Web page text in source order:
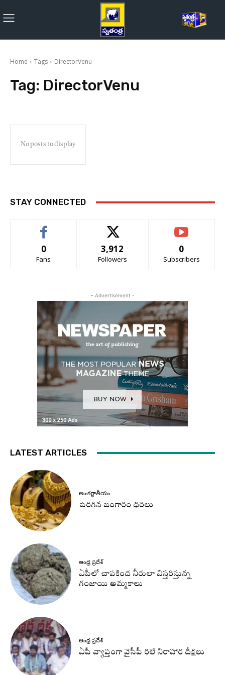
Home Tags DirectorVenu
Tag: DirectorVenu
No posts to display
STAY CONNECTED
0
Fans
3,912
Followers
0
Subscribers
- Advertisement -
LATEST ARTICLES
అంతర్జాతీయం
పెరిగిన బంగారం ధరలు
ఆంధ్ర ప్రదేశ్
ఏపీలో చాపకింద నీరులా విస్తరిస్తున్న
గంజాయి అమ్మకాలు
ఆంధ్ర ప్రదేశ్
ఏపీ వ్యాప్తంగా వైసీపీ రిలే నిరాహార దీక్షలు